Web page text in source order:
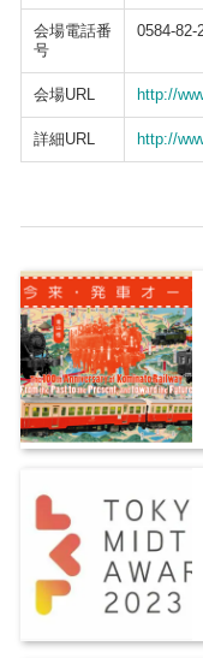
会場電話番
号
0584-82-
会場URL http://
詳細URL http://